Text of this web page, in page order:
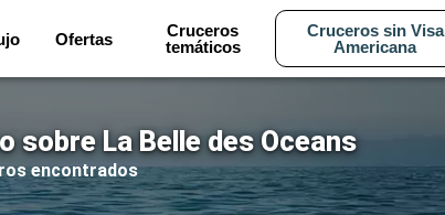
Ofertas
Cruceros
temáticos
Cruceros sin Visa
Americana
sobre La Belle des Oceans
encontrados